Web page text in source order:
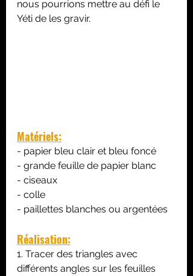
nous pourrions mettre au défi le
Yéti de les gravir.
Matériels:
- papier bleu clair et bleu foncé
- grande feuille de papier blanc
- ciseaux
- colle
- paillettes blanches ou argentées
Réalisation:
1. Tracer des triangles avec
différents angles sur les feuilles